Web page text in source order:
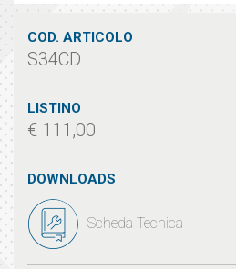
COD. ARTICOLO
S34CD
LISTINO
€ 111,00
DOWNLOADS
Scheda Tecnica